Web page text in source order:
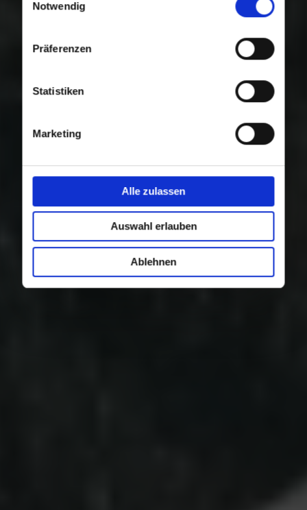
Nutzung der Dienste gesammelt haben.
Notwendig
Präferenzen
Statistiken
Marketing
Alle zulassen
Auswahl erlauben
Ablehnen